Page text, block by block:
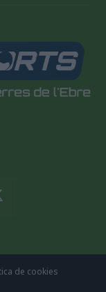
de cookies